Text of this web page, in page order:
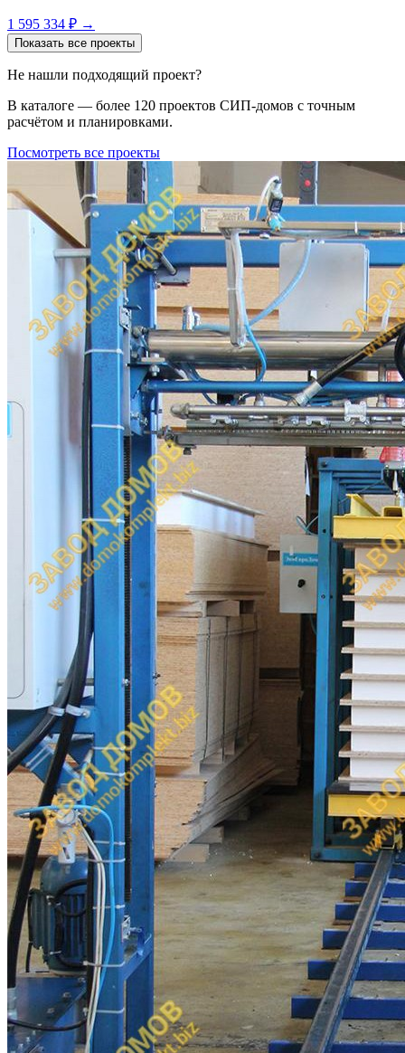
1 595 334 ₽ →
Показать все проекты
Не нашли подходящий проект?
В каталоге — более 120 проектов СИП-домов с точным
расчётом и планировками.
Посмотреть все проекты